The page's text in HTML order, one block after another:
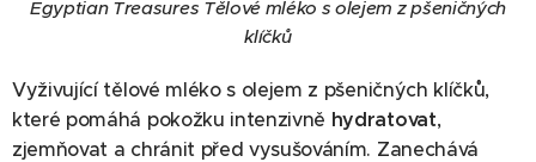
Egyptian Treasures Tělové mléko s olejem z pšeničných
klíčků
Vyživující tělové mléko s olejem z pšeničných klíčků,
které pomáhá pokožku intenzivně hydratovat,
zjemňovat a chránit před vysušováním. Zanechává